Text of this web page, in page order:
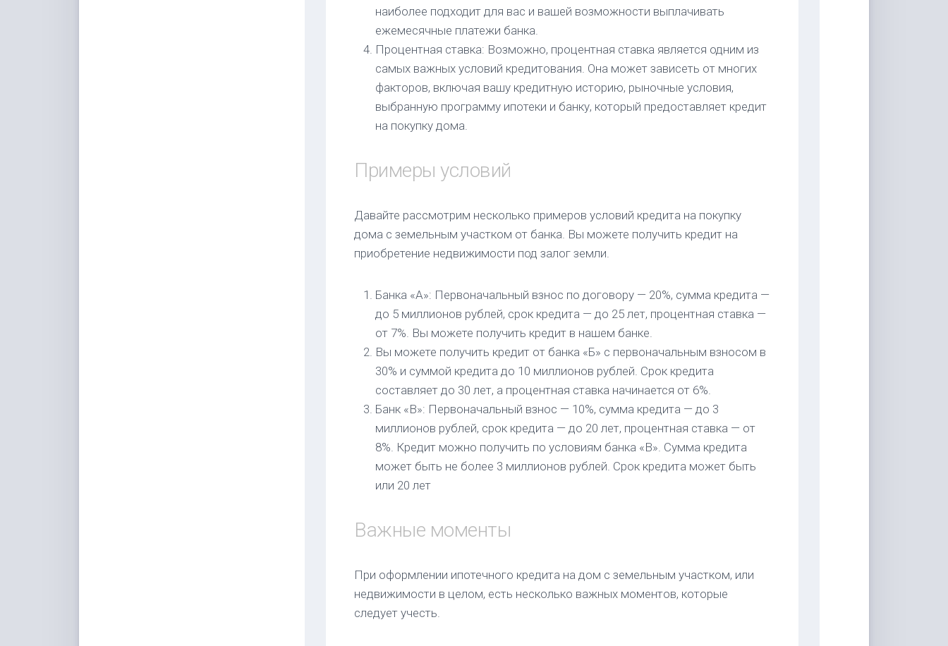
наиболее подходит для вас и вашей возможности выплачивать
ежемесячные платежи банка.
Процентная ставка: Возможно, процентная ставка является одним из
самых важных условий кредитования. Она может зависеть от многих
факторов, включая вашу кредитную историю, рыночные условия,
выбранную программу ипотеки и банку, который предоставляет кредит
на покупку дома.
Примеры условий
Давайте рассмотрим несколько примеров условий кредита на покупку
дома с земельным участком от банка. Вы можете получить кредит на
приобретение недвижимости под залог земли.
Банка «А»: Первоначальный взнос по договору — 20%, сумма кредита —
до 5 миллионов рублей, срок кредита — до 25 лет, процентная ставка —
от 7%. Вы можете получить кредит в нашем банке.
Вы можете получить кредит от банка «Б» с первоначальным взносом в
30% и суммой кредита до 10 миллионов рублей. Срок кредита
составляет до 30 лет, а процентная ставка начинается от 6%.
Банк «В»: Первоначальный взнос — 10%, сумма кредита — до 3
миллионов рублей, срок кредита — до 20 лет, процентная ставка — от
8%. Кредит можно получить по условиям банка «В». Сумма кредита
может быть не более 3 миллионов рублей. Срок кредита может быть
или 20 лет
Важные моменты
При оформлении ипотечного кредита на дом с земельным участком, или
недвижимости в целом, есть несколько важных моментов, которые
следует учесть.